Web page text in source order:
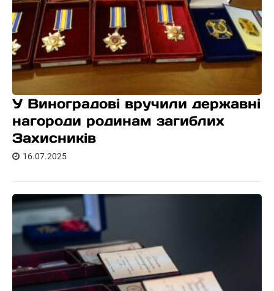
У Виноградові вручили державні
нагороди родинам загиблих
Захисників
16.07.2025